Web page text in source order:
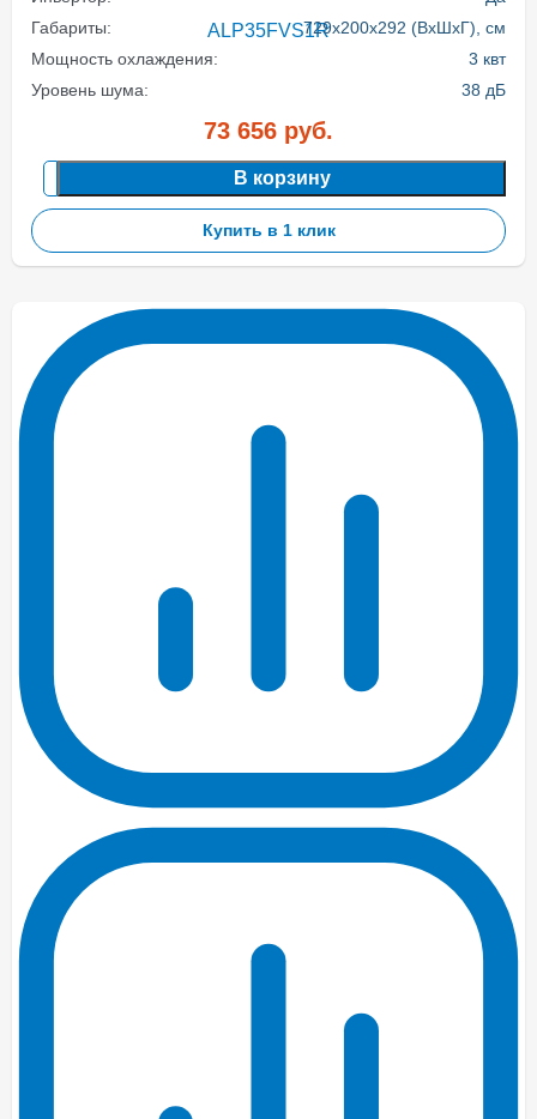
Габариты:
729x200x292 (ВхШхГ), см
Мощность охлаждения:
3 квт
Уровень шума:
38 дБ
73 656 руб.
В корзину
Купить в 1 клик